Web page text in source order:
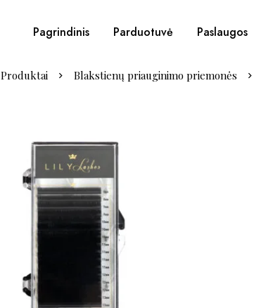
Pagrindinis Parduotuvė Paslaugos
Produktai Blakstienų priauginimo priemonės